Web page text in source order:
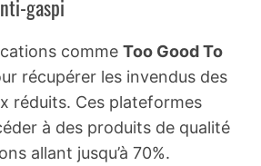
gaspi
comme Too Good To
récupérer les invendus des
réduits. Ces plateformes
à des produits de qualité
allant jusqu’à 70%.